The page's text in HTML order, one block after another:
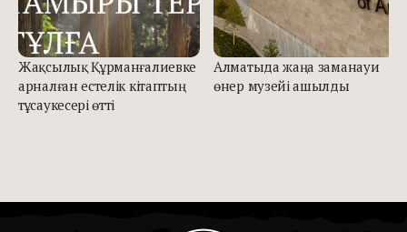
Жақсылық Құрманғалиевке
арналған естелік кітаптың
тұсаукесері өтті
Алматыда жаңа заманауи
өнер музейі ашылды